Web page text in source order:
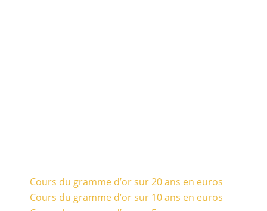
Cours du gramme d’or sur 20 ans en euros
Cours du gramme d’or sur 10 ans en euros